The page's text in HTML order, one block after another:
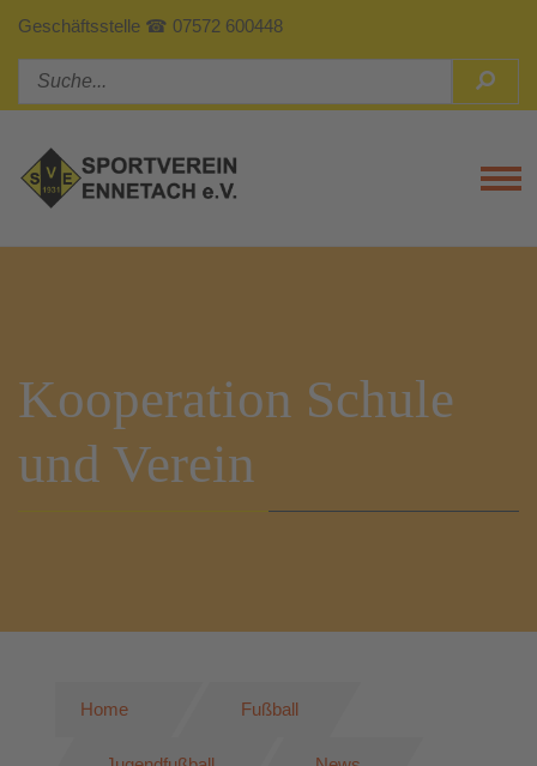
Geschäftsstelle ☎ 07572 600448
Kooperation Schule
und Verein
Home Fußball